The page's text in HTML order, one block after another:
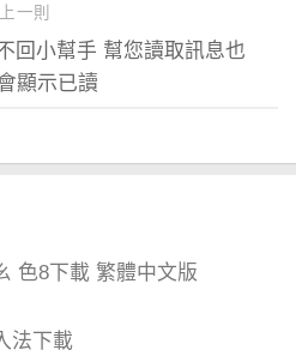
上一則
回小幫手 幫您讀取訊息也
顯示已讀
色8下載 繁體中文版
法下載